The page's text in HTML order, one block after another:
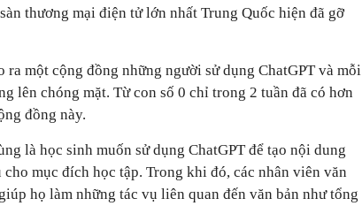
thương mại điện tử lớn nhất Trung Quốc hiện đã gỡ
một cộng đồng những người sử dụng ChatGPT và mỗi
lên chóng mặt. Từ con số 0 chỉ trong 2 tuần đã có hơn
đồng này.
là học sinh muốn sử dụng ChatGPT để tạo nội dung
mục đích học tập. Trong khi đó, các nhân viên văn
họ làm những tác vụ liên quan đến văn bản như tổng